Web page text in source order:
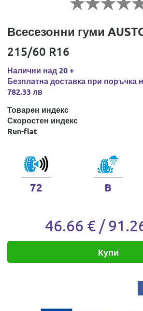
Всесезонни гуми
215/60 R16
Налични над 20 +
Безплатна доставка при поръчка
782.33 лв
Товарен индекс
Скоростен индекс
Run-flat
72 B
46.66 € /
Купи